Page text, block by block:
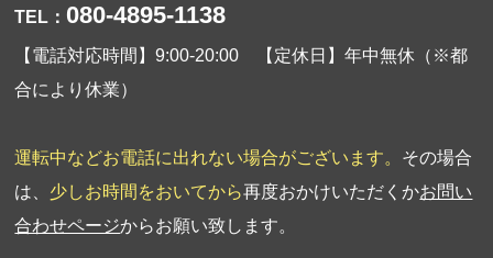
TEL： 080-4895-1138
【電話対応時間】9:00-20:00 【定休日】年中無休（※都
合により休業）
運転中などお電話に出れない場合がございます。 その場合
は、 少しお時間をおいてから再度おかけいただくかお問い
合わせページからお願い致します。